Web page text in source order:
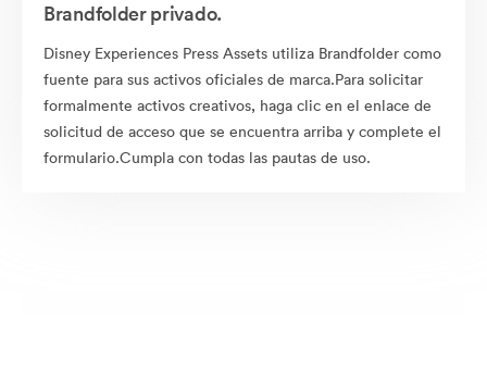
Brandfolder privado.
Disney Experiences Press Assets utiliza Brandfolder como
fuente para sus activos oficiales de marca.Para solicitar
formalmente activos creativos, haga clic en el enlace de
solicitud de acceso que se encuentra arriba y complete el
formulario.Cumpla con todas las pautas de uso.